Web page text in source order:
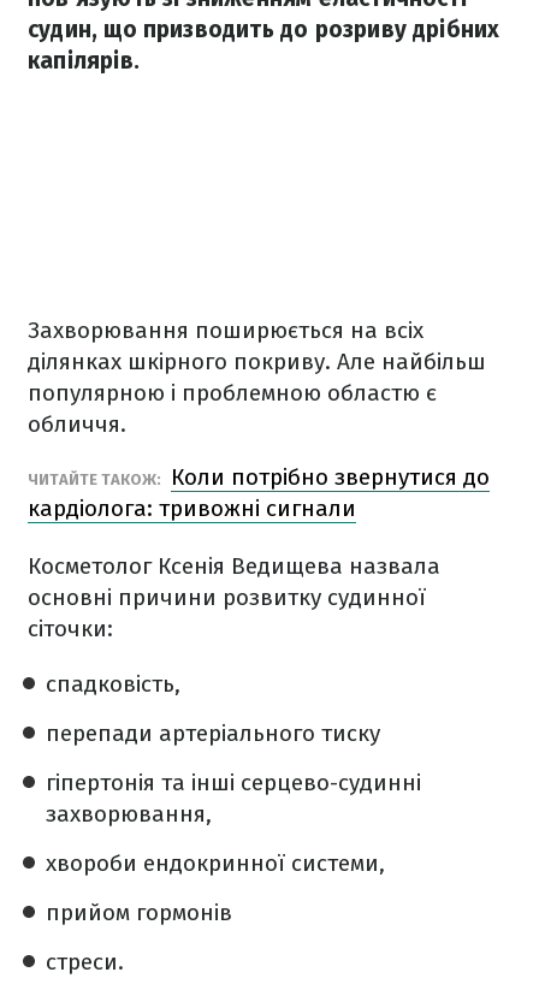
судин, що призводить до розриву дрібних
капілярів.
Захворювання поширюється на всіх
ділянках шкірного покриву. Але найбільш
популярною і проблемною областю є
обличчя.
ЧИТАЙТЕ ТАКОЖ:
Коли потрібно звернутися до
кардіолога: тривожні сигнали
Косметолог Ксенія Ведищева назвала
основні причини розвитку судинної
сіточки:
спадковість,
перепади артеріального тиску
гіпертонія та інші серцево-судинні
захворювання,
хвороби ендокринної системи,
прийом гормонів
стреси.